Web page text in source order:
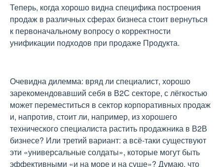
Теперь, когда хорошо видна специфика построения
продаж в различных сферах бизнеса стоит вернуться
к первоначальному вопросу о корректности
унификации подходов при продаже Продукта.
Очевидна дилемма: вряд ли специалист, хорошо
зарекомендовавший себя в В2С секторе, с лёгкостью
может переместиться в сектор корпоративных продаж
и, напротив, стоит ли, например, из хорошего
технического специалиста растить продажника в В2В
бизнесе? Или третий вариант: а всё-таки существуют
эти «универсальные солдаты», которые могут быть
эффективными «и на море и на суше»? Думаю, что